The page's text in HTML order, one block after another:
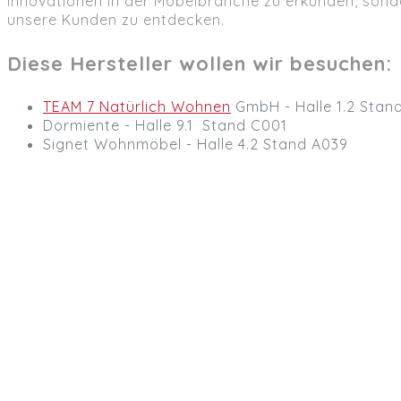
unsere Kunden zu entdecken.
Diese Hersteller wollen wir besuchen:
TEAM 7 Natürlich Wohnen GmbH - Halle 1.2
Dormiente - Halle 9.1 Stand C001
Signet Wohnmöbel - Halle 4.2 Stand A039